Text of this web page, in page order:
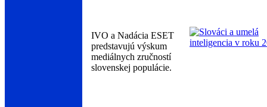
IVO a Nadácia ESET
predstavujú výskum
mediálnych zručností
slovenskej populácie.